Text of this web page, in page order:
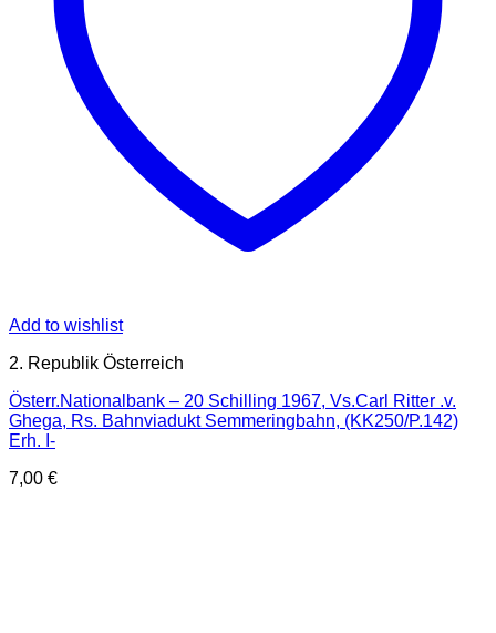
Add to wishlist
2. Republik Österreich
Österr.Nationalbank – 20 Schilling 1967, Vs.Carl Ritter .v.
Ghega, Rs. Bahnviadukt Semmeringbahn, (KK250/P.142)
Erh. I-
7,00 €